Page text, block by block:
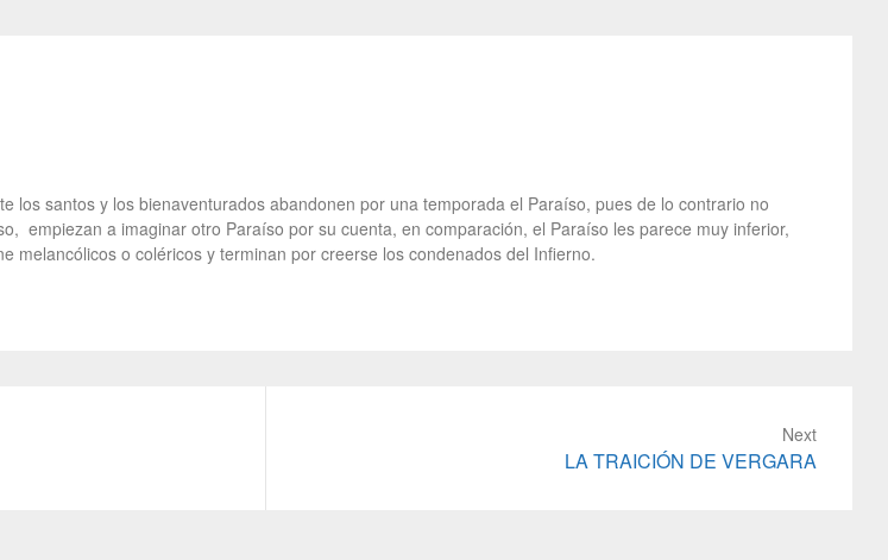
los santos y los bienaventurados abandonen por una temporada el Paraíso, pues de lo contrario no
empiezan a imaginar otro Paraíso por su cuenta, en comparación, el Paraíso les parece muy inferior,
melancólicos o coléricos y terminan por creerse los condenados del Infierno.
Next
LA TRAICIÓN DE VERGARA